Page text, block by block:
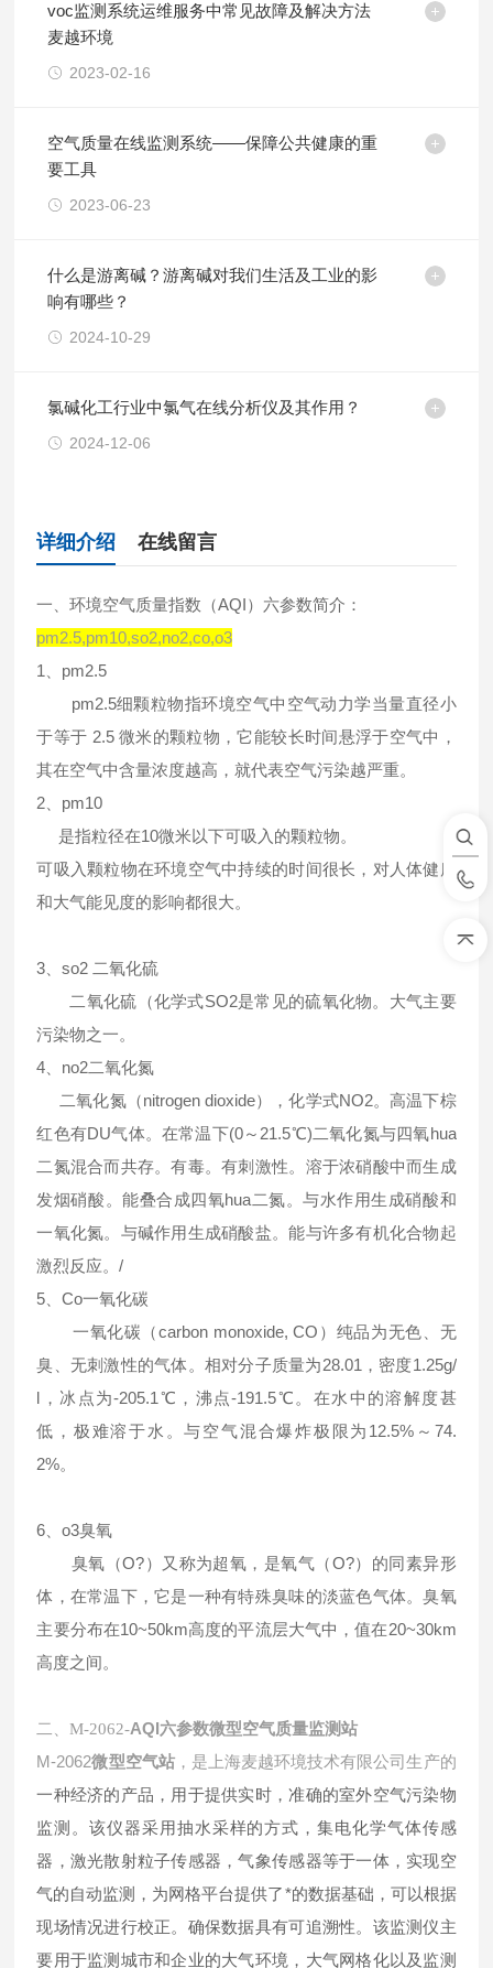
voc监测系统运维服务中常见故障及解决方法
麦越环境
2023-02-16
空气质量在线监测系统——保障公共健康的重
要工具
2023-06-23
什么是游离碱？游离碱对我们生活及工业的影
响有哪些？
2024-10-29
氯碱化工行业中氯气在线分析仪及其作用？
2024-12-06
详细介绍 在线留言
一、环境空气质量指数（AQI）六参数简介：
pm2.5,pm10,so2,no2,co,o3
1、pm2.5
pm2.5细颗粒物指环境空气中空气动力学当量直径小
于等于 2.5 微米的颗粒物，它能较长时间悬浮于空气中，
其在空气中含量浓度越高，就代表空气污染越严重。
2、pm10
是指粒径在10微米以下可吸入的颗粒物。
可吸入颗粒物在环境空气中持续的时间很长，对人体健康
和大气能见度的影响都很大。
3、so2 二氧化硫
二氧化硫（化学式SO2是常见的硫氧化物。大气主要
污染物之一。
4、no2二氧化氮
二氧化氮（nitrogen dioxide），化学式NO2。高温下棕
红色有DU气体。在常温下(0～21.5℃)二氧化氮与四氧hua
二氮混合而共存。有毒。有刺激性。溶于浓硝酸中而生成
发烟硝酸。能叠合成四氧hua二氮。与水作用生成硝酸和
一氧化氮。与碱作用生成硝酸盐。能与许多有机化合物起
激烈反应。/
5、Co一氧化碳
一氧化碳（carbon monoxide, CO）纯品为无色、无
臭、无刺激性的气体。相对分子质量为28.01，密度1.25g/
l，冰点为-205.1℃，沸点-191.5℃。在水中的溶解度甚
低，极难溶于水。与空气混合爆炸极限为12.5%～74.
2%。
6、o3臭氧
臭氧（O?）又称为超氧，是氧气（O?）的同素异形
体，在常温下，它是一种有特殊臭味的淡蓝色气体。臭氧
主要分布在10~50km高度的平流层大气中，值在20~30km
高度之间。
二、M-2062-AQI六参数微型空气质量监测站
M-2062微型空气站，是上海麦越环境技术有限公司生产的
一种经济的产品，用于提供实时，准确的室外空气污染物
监测。该仪器采用抽水采样的方式，集电化学气体传感
器，激光散射粒子传感器，气象传感器等于一体，实现空
气的自动监测，为网格平台提供了*的数据基础，可以根据
现场情况进行校正。确保数据具有可追溯性。该监测仪主
要用于监测城市和企业的大气环境，大气网格化以及监测